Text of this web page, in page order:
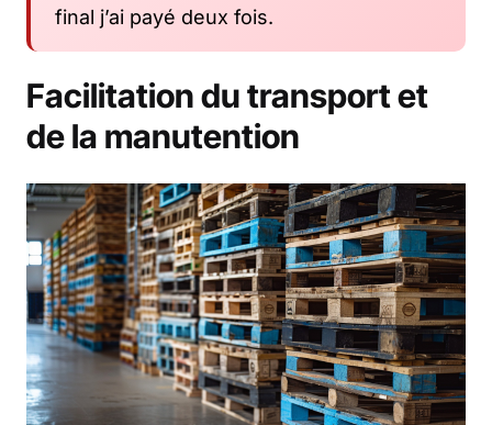
final j’ai payé deux fois.
Facilitation du transport et
de la manutention